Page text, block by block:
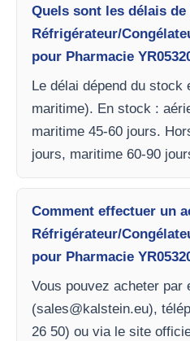
Quels sont les délais
Réfrigérateur/
pour Pharmacie
Le délai dépend du stock
maritime). En stock :
maritime 45-60 jours.
jours, maritime 60-90
Comment effectuer un
Réfrigérateur/
pour Pharmacie
Vous pouvez acheter par
(sales@kalstein.eu),
26 50) ou via le site